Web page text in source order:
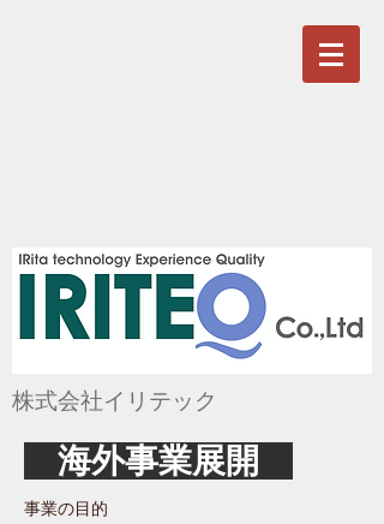
株式会社イリテック
海外事業展開
事業の目的